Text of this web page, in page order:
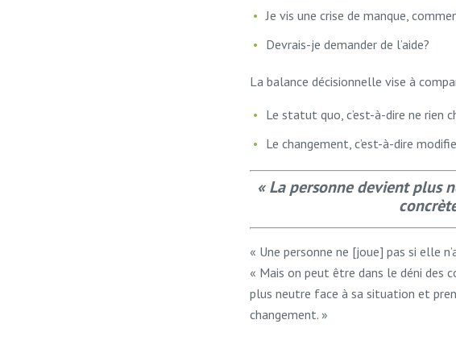
Je vis une crise de manque,
Devrais-je demander de l’aide?
La balance décisionnelle vise à
Le statut quo, c’est-à-dire ne rien
Le changement, c’est-à-dire
« La personne devient plus
« Une personne ne [joue] pas si elle
« Mais on peut être dans le déni des
plus neutre face à sa situation et
changement. »